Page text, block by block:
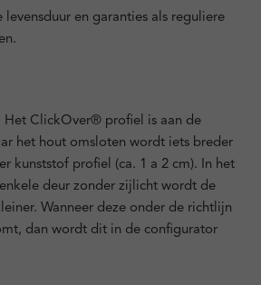
levensduur en garanties als reguliere
Het ClickOver® profiel is aan de
het hout omsloten wordt iets breder
kunststof profiel (ca. 1 a 2 cm). In het
deur zonder zijlicht wordt de
Wanneer deze onder de richtlijn
dan wordt dit in de configurator